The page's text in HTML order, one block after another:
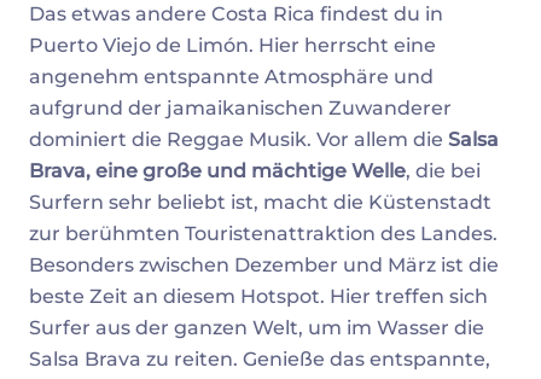
Das etwas andere Costa Rica findest du in
Puerto Viejo de Limón. Hier herrscht eine
angenehm entspannte Atmosphäre und
aufgrund der jamaikanischen Zuwanderer
dominiert die Reggae Musik. Vor allem die Salsa
Brava, eine große und mächtige Welle, die bei
Surfern sehr beliebt ist, macht die Küstenstadt
zur berühmten Touristenattraktion des Landes.
Besonders zwischen Dezember und März ist die
beste Zeit an diesem Hotspot. Hier treffen sich
Surfer aus der ganzen Welt, um im Wasser die
Salsa Brava zu reiten. Genieße das entspannte,